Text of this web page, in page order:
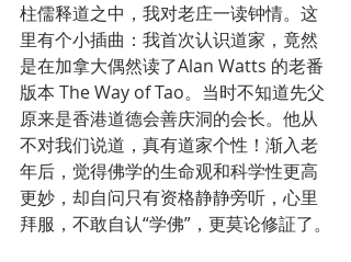
柱儒释道之中，我对老庄一读钟情。这
里有个小插曲：我首次认识道家，竟然
是在加拿大偶然读了Alan Watts 的老番
版本 The Way of Tao。当时不知道先父
原来是香港道德会善庆洞的会长。他从
不对我们说道，真有道家个性！渐入老
年后，觉得佛学的生命观和科学性更高
更妙，却自问只有资格静静旁听，心里
拜服，不敢自认“学佛”，更莫论修証了。